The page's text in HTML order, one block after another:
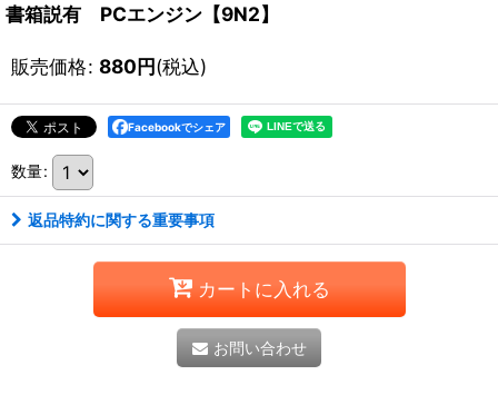
書箱説有 PCエンジン【9N2】
販売価格: 880円(税込)
Facebookでシェア
数量:
返品特約に関する重要事項
カートに入れる
お問い合わせ